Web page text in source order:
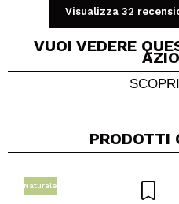
Condividi un
Visualizza 32
VUOI VEDERE
PRODOTTI
Naturale